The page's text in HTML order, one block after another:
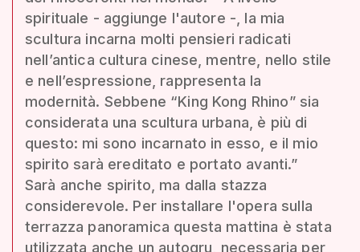
spirituale - aggiunge l'autore -, la mia
scultura incarna molti pensieri radicati
nell’antica cultura cinese, mentre, nello stile
e nell’espressione, rappresenta la
modernità. Sebbene “King Kong Rhino” sia
considerata una scultura urbana, è più di
questo: mi sono incarnato in esso, e il mio
spirito sarà ereditato e portato avanti.”
Sarà anche spirito, ma dalla stazza
considerevole. Per installare l'opera sulla
terrazza panoramica questa mattina è stata
utilizzata anche un autogru, necessaria per